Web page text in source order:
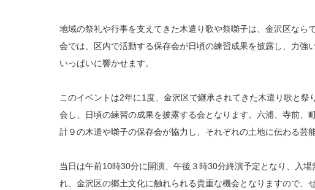
地域の祭礼や行事を支えてきた木遣り歌や祭囃子は、金沢区なら
会では、区内で活動する保存会が日頃の練習成果を披露し、力強
いっぱいに響かせます。
このイベントは2年に1度、金沢区で継承されてきた木遣り歌と祭
会し、日頃の練習の成果を披露する会となります。六浦、寺前、
計９の木遣や囃子の保存会が協力し、それぞれの土地に伝わる芸
当日は午前10時30分に開演、午後３時30分終演予定となり、入場
れ、金沢区の郷土文化に触れられる貴重な機会となりますので、